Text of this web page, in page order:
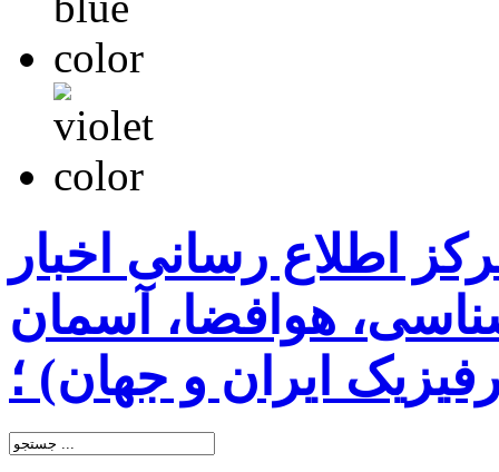
اطلاع رسانی اخبار
هوافضا، آسمان
ایران و جهان) ؛